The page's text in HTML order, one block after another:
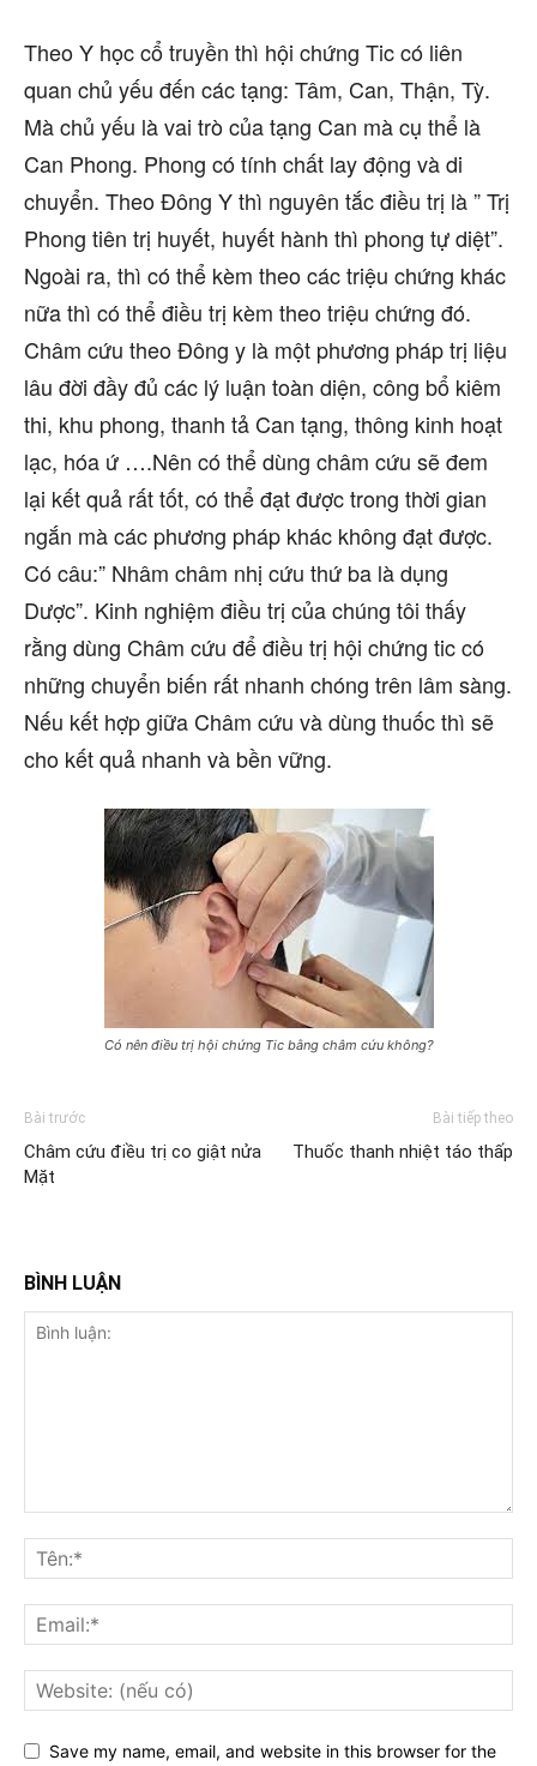
Theo Y học cổ truyền thì hội chứng Tic có liên
quan chủ yếu đến các tạng: Tâm, Can, Thận, Tỳ.
Mà chủ yếu là vai trò của tạng Can mà cụ thể là
Can Phong. Phong có tính chất lay động và di
chuyển. Theo Đông Y thì nguyên tắc điều trị là ” Trị
Phong tiên trị huyết, huyết hành thì phong tự diệt”.
Ngoài ra, thì có thể kèm theo các triệu chứng khác
nữa thì có thể điều trị kèm theo triệu chứng đó.
Châm cứu theo Đông y là một phương pháp trị liệu
lâu đời đầy đủ các lý luận toàn diện, công bổ kiêm
thi, khu phong, thanh tả Can tạng, thông kinh hoạt
lạc, hóa ứ ….Nên có thể dùng châm cứu sẽ đem
lại kết quả rất tốt, có thể đạt được trong thời gian
ngắn mà các phương pháp khác không đạt được.
Có câu:” Nhâm châm nhị cứu thứ ba là dụng
Dược”. Kinh nghiệm điều trị của chúng tôi thấy
rằng dùng Châm cứu để điều trị hội chứng tic có
những chuyển biến rất nhanh chóng trên lâm sàng.
Nếu kết hợp giữa Châm cứu và dùng thuốc thì sẽ
cho kết quả nhanh và bền vững.
Có nên điều trị hội chứng Tic bằng châm cứu không?
Bài trước
Châm cứu điều trị co giật nửa
Mặt
Bài tiếp theo
Thuốc thanh nhiệt táo thấp
BÌNH LUẬN
Save my name, email, and website in this browser for the